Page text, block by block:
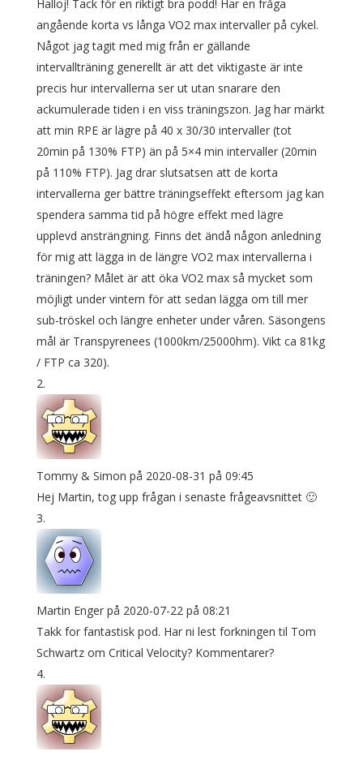
Halloj! Tack för en riktigt bra podd! Har en fråga
angående korta vs långa VO2 max intervaller på cykel.
Något jag tagit med mig från er gällande
intervallträning generellt är att det viktigaste är inte
precis hur intervallerna ser ut utan snarare den
ackumulerade tiden i en viss träningszon. Jag har märkt
att min RPE är lägre på 40 x 30/30 intervaller (tot
20min på 130% FTP) än på 5×4 min intervaller (20min
på 110% FTP). Jag drar slutsatsen att de korta
intervallerna ger bättre träningseffekt eftersom jag kan
spendera samma tid på högre effekt med lägre
upplevd ansträngning. Finns det ändå någon anledning
för mig att lägga in de längre VO2 max intervallerna i
träningen? Målet är att öka VO2 max så mycket som
möjligt under vintern för att sedan lägga om till mer
sub-tröskel och längre enheter under våren. Säsongens
mål är Transpyrenees (1000km/25000hm). Vikt ca 81kg
/ FTP ca 320).
Tommy & Simon på 2020-08-31 på 09:45
Hej Martin, tog upp frågan i senaste frågeavsnittet 🙂
Martin Enger på 2020-07-22 på 08:21
Takk for fantastisk pod. Har ni lest forkningen til Tom
Schwartz om Critical Velocity? Kommentarer?